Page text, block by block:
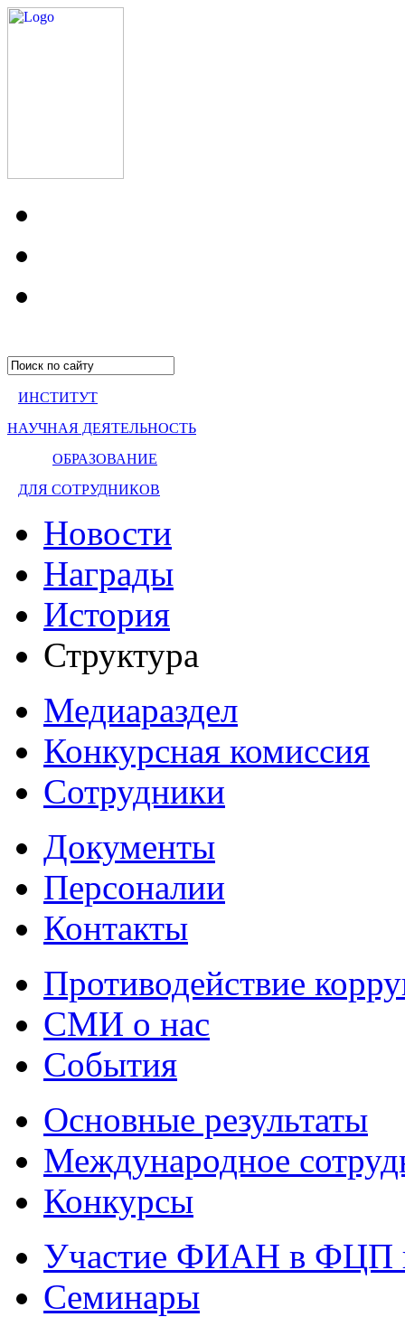
ИНСТИТУТ
НАУЧНАЯ ДЕЯТЕЛЬНОСТЬ
ОБРАЗОВАНИЕ
ДЛЯ СОТРУДНИКОВ
Новости
Награды
История
Структура
Медиараздел
Конкурсная комиссия
Сотрудники
Документы
Персоналии
Контакты
Противодействие
СМИ о нас
События
Основные результаты
Международное
Конкурсы
Участие ФИАН в ФЦП
Семинары